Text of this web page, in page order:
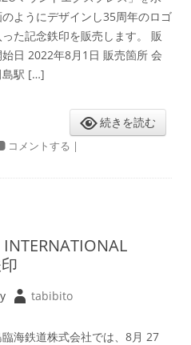
ようにデザインし35周年のロゴ
った記念鉄印を販売します。 販
日 2022年8月1日 販売箇所 会
島駅 […]
続きを読む
コメントする |
tabibito
臨海鉄道株式会社では、8月 27